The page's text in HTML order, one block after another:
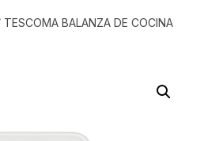
TESCOMA BALANZA DE COCINA